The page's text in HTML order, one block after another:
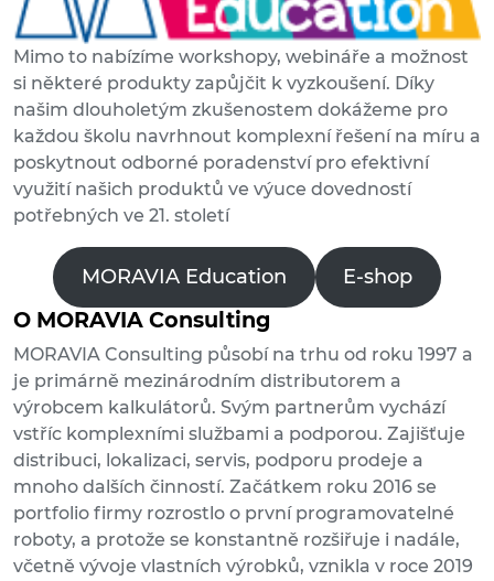
Mimo to nabízíme workshopy, webináře a možnost
si některé produkty zapůjčit k vyzkoušení. Díky
našim dlouholetým zkušenostem dokážeme pro
každou školu navrhnout komplexní řešení na míru a
poskytnout odborné poradenství pro efektivní
využití našich produktů ve výuce dovedností
potřebných ve 21. století
MORAVIA Education E-shop
O MORAVIA Consulting
MORAVIA Consulting působí na trhu od roku 1997 a
je primárně mezinárodním distributorem a
výrobcem kalkulátorů. Svým partnerům vychází
vstříc komplexními službami a podporou. Zajišťuje
distribuci, lokalizaci, servis, podporu prodeje a
mnoho dalších činností. Začátkem roku 2016 se
portfolio firmy rozrostlo o první programovatelné
roboty, a protože se konstantně rozšiřuje i nadále,
včetně vývoje vlastních výrobků, vznikla v roce 2019